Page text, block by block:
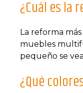
¿Cuál es la
La reforma
muebles
pequeño se
¿Qué